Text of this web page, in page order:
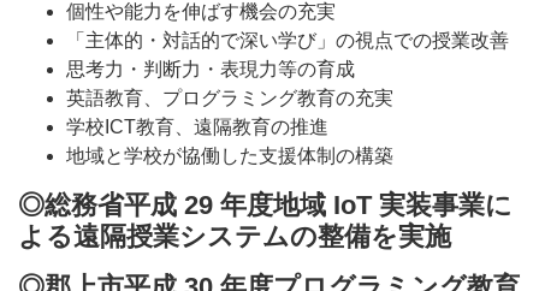
個性や能力を伸ばす機会の充実
「主体的・対話的で深い学び」の視点での授業改善
思考力・判断力・表現力等の育成
英語教育、プログラミング教育の充実
学校ICT教育、遠隔教育の推進
地域と学校が協働した支援体制の構築
◎総務省平成 29 年度地域 IoT 実装事業に
よる遠隔授業システムの整備を実施